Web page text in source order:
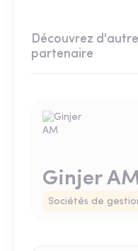
Découvrez
partenaire
Ginjer
Sociétés de